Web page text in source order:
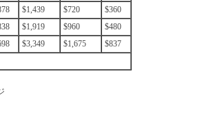
$1,439 $720
$360
$1,919 $960
$480
$3,349 $1,675
$837